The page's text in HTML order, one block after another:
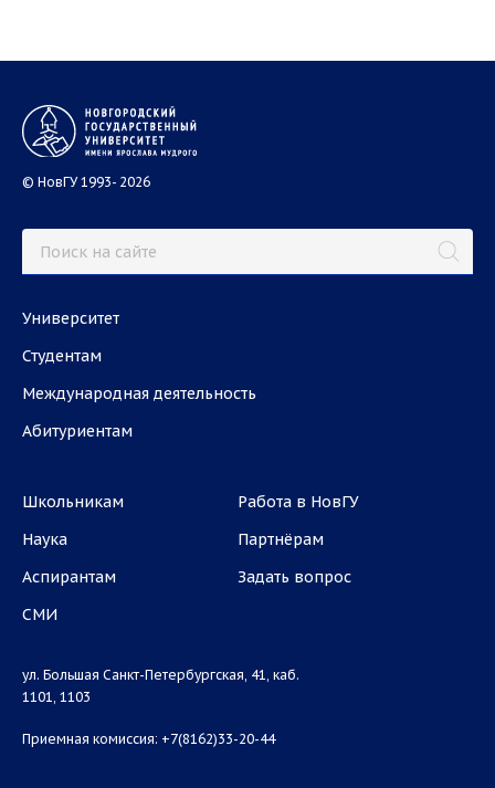
© НовГУ 1993- 2026
Университет
Студентам
Международная деятельность
Абитуриентам
Школьникам
Наука
Аспирантам
СМИ
Работа в НовГУ
Партнёрам
Задать вопрос
ул. Большая Санкт-Петербургская, 41, каб.
1101, 1103
Приемная комиссия: +7(8162)33-20-44